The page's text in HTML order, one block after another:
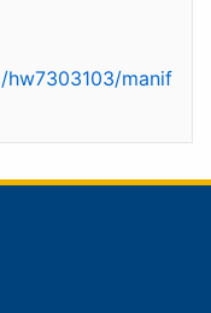
manif